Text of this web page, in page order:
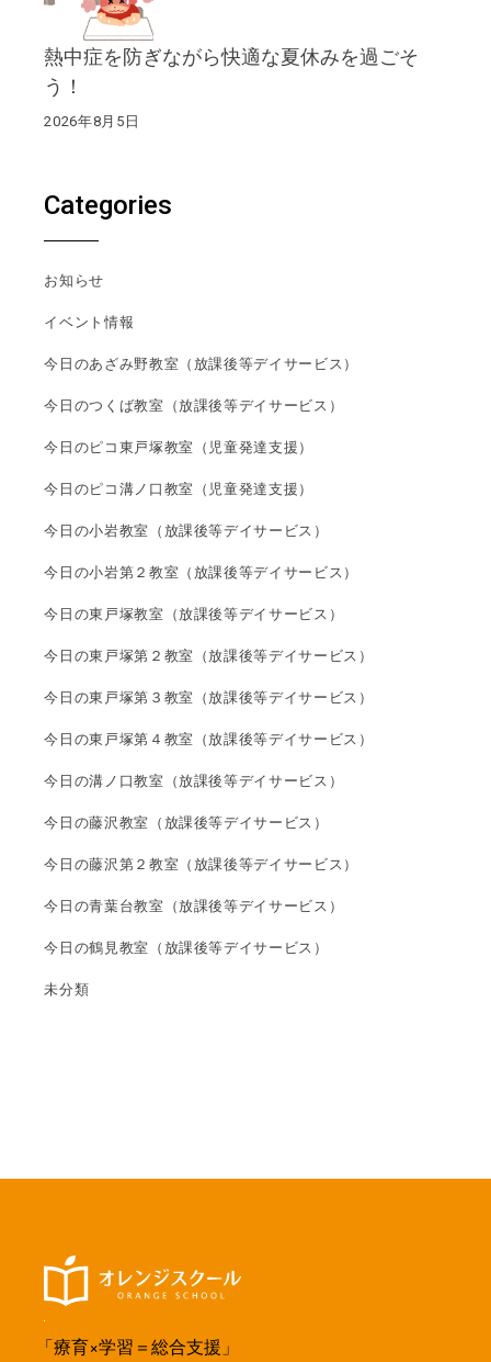
熱中症を防ぎながら快適な夏休みを過ごそ
う！
2026年8月5日
Categories
お知らせ
イベント情報
今日のあざみ野教室（放課後等デイサービス）
今日のつくば教室（放課後等デイサービス）
今日のピコ東戸塚教室（児童発達支援）
今日のピコ溝ノ口教室（児童発達支援）
今日の小岩教室（放課後等デイサービス）
今日の小岩第２教室（放課後等デイサービス）
今日の東戸塚教室（放課後等デイサービス）
今日の東戸塚第２教室（放課後等デイサービス）
今日の東戸塚第３教室（放課後等デイサービス）
今日の東戸塚第４教室（放課後等デイサービス）
今日の溝ノ口教室（放課後等デイサービス）
今日の藤沢教室（放課後等デイサービス）
今日の藤沢第２教室（放課後等デイサービス）
今日の青葉台教室（放課後等デイサービス）
今日の鶴見教室（放課後等デイサービス）
未分類
「療育×学習＝総合支援」